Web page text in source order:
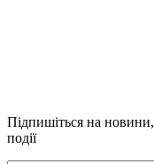
Підпишіться на новини,
події